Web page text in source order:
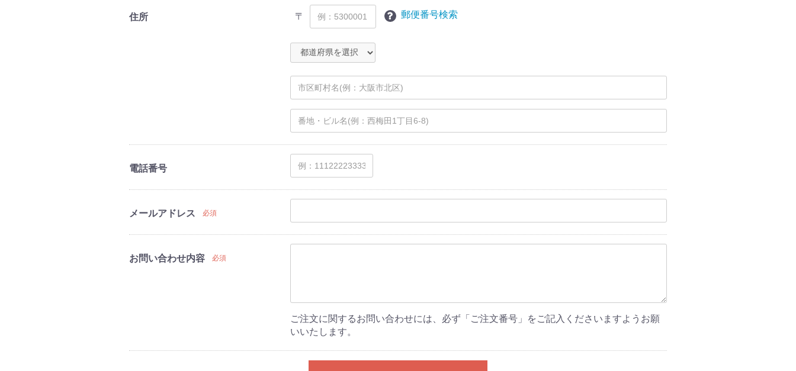
住所 〒 郵便番号検索
電話番号
メールアドレス 必須
お問い合わせ内容 必須
ご注文に関するお問い合わせには、必ず「ご注文番号」をご記入くださいますようお願
いいたします。